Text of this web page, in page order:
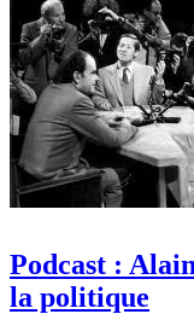
Podcast :
la politique